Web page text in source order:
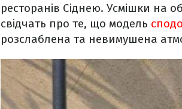
ресторанів Сіднею. Усмішки на
свідчать про те, що модель
розслаблена та невимушена